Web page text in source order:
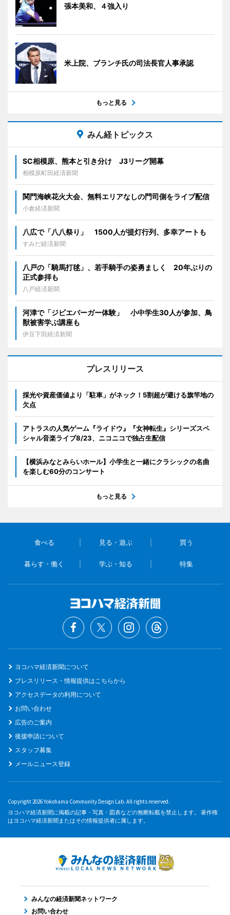
張本美和、４強入り
米上院、ブランチ氏の司法長官人事承認
もっと見る
みん経トピックス
SC相模原、熊本と引き分け J3リーグ開幕
相模原町田経済新聞
関門海峡花火大会、無料エリアなしの門司側をライブ配信
小倉経済新聞
八広で「八八祭り」 1500人が提灯行列、多幸アートも
すみだ経済新聞
八戸の「騎馬打毬」、若手騎手の姿勇ましく 20年ぶりの
正式参拝も
八戸経済新聞
河津で「ジビエバーガー体験」 小中学生30人が参加、鳥
獣被害学ぶ講座も
伊豆下田経済新聞
プレスリリース
採光や資産価値より「駐車」がネック！5割超が避ける旗竿地の
欠点
アトラスの人気ゲーム『ライドウ』『女神転生』シリーズスペ
シャル音楽ライブ8/23、ニコニコで独占生配信
【横浜みなとみらいホール】小学生と一緒にクラシックの名曲
を楽しむ60分のコンサート
もっと見る
食べる 見る・遊ぶ 買う
暮らす・働く 学ぶ・知る 特集
ヨコハマ経済新聞について
プレスリリース・情報提供はこちらから
アクセスデータの利用について
お問い合わせ
広告のご案内
後援申請について
スタッフ募集
メールニュース登録
Copyright 2026 Yokohama Community Design Lab. All rights reserved.
ヨコハマ経済新聞に掲載の記事・写真・図表などの無断転載を禁止します。 著作権
はヨコハマ経済新聞またはその情報提供者に属します。
みんなの経済新聞ネットワーク
お問い合わせ